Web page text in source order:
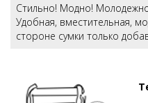
Стильно! Модно!
Удобная, вместительная,
стороне сумки только